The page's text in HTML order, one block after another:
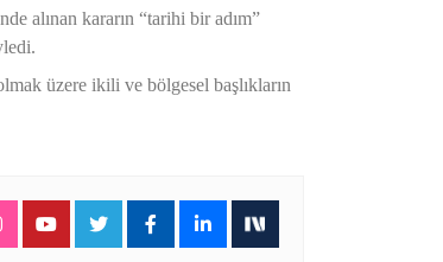
alınan kararın “tarihi bir adım”
üzere ikili ve bölgesel başlıkların